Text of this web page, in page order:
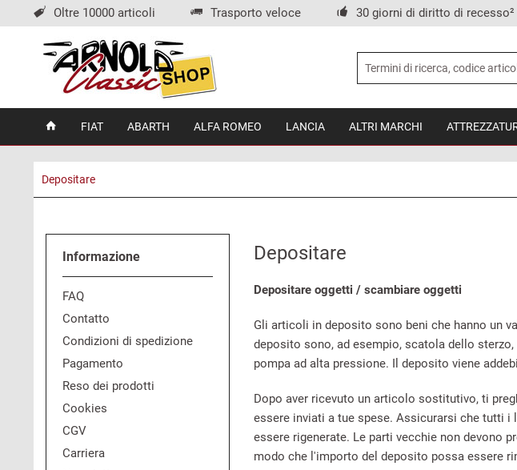
Oltre 10000 articoli Trasporto veloce 30 giorni di diritto di recesso²
FIAT ABARTH ALFA ROMEO LANCIA ALTRI MARCHI
Depositare
Informazione
FAQ
Contatto
Condizioni di spedizione
Pagamento
Reso dei prodotti
Cookies
CGV
Carriera
Depositare
Depositare oggetti / scambiare oggetti
Gli articoli in deposito sono beni che hanno un
deposito sono, ad esempio, scatola dello
pompa ad alta pressione. Il deposito viene
Dopo aver ricevuto un articolo sostitutivo, ti
essere inviati a tue spese. Assicurarsi che tutti
essere rigenerate. Le parti vecchie non devono
modo che l'importo del deposito possa essere